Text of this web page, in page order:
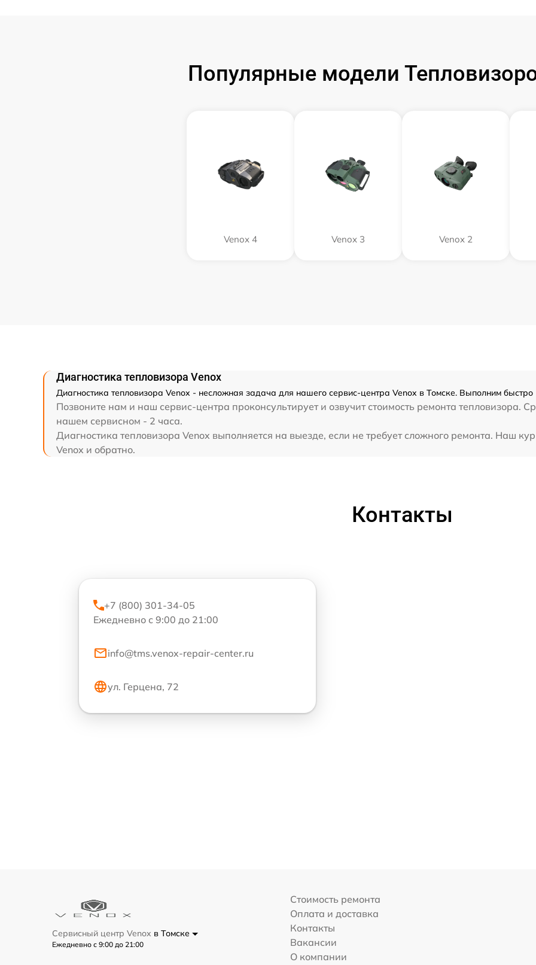
Популярные модели
Venox 4 Venox 3 Venox 2
Диагностика тепловизора Venox
Диагностика тепловизора Venox - несложная задача для нашего сервис-центра Venox в Томске. Выполним быстро
Позвоните нам и наш сервис-центра проконсультирует и озвучит стоимость ремонта тепловизора.
нашем сервисном - 2 часа.
Диагностика тепловизора Venox выполняется на выезде, если не требует сложного ремонта. Наш
Venox и обратно.
Контакты
+7 (800) 301-34-05
Ежедневно с 9:00 до 21:00
info@tms.venox-repair-center.ru
ул. Герцена, 72
Сервисный центр Venox в Томске
Ежедневно с 9:00 до 21:00
Стоимость ремонта
Оплата и доставка
Контакты
Вакансии
О компании